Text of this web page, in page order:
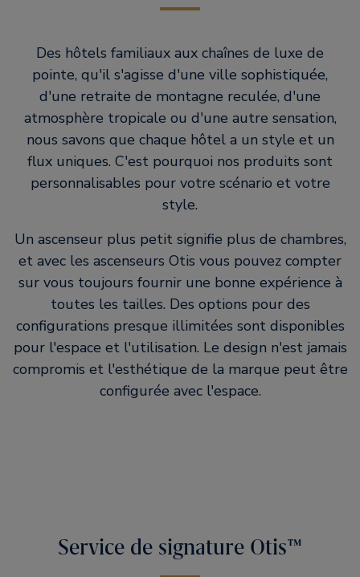
Des hôtels familiaux aux chaînes de luxe de
pointe, qu'il s'agisse d'une ville sophistiquée,
d'une retraite de montagne reculée, d'une
atmosphère tropicale ou d'une autre sensation,
nous savons que chaque hôtel a un style et un
flux uniques. C'est pourquoi nos produits sont
personnalisables pour votre scénario et votre
style.
Un ascenseur plus petit signifie plus de chambres,
et avec les ascenseurs Otis vous pouvez compter
sur vous toujours fournir une bonne expérience à
toutes les tailles. Des options pour des
configurations presque illimitées sont disponibles
pour l'espace et l'utilisation. Le design n'est jamais
compromis et l'esthétique de la marque peut être
configurée avec l'espace.
Service de signature Otis™